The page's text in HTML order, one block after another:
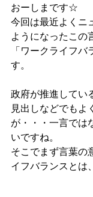
おーしまです☆
今回は最近よくニ
ようになったこの
「ワークライフ
す。
政府が推進してい
見出しなどでもよ
が・・・一言では
いですね。
そこでまず言葉の
イフバランスとは、